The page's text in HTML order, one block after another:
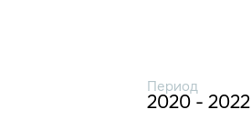
Период
2020 - 2022